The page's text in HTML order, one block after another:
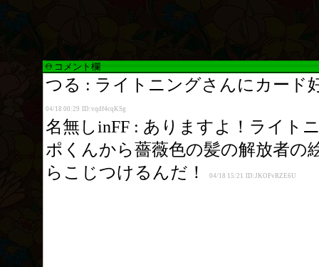
コメント欄